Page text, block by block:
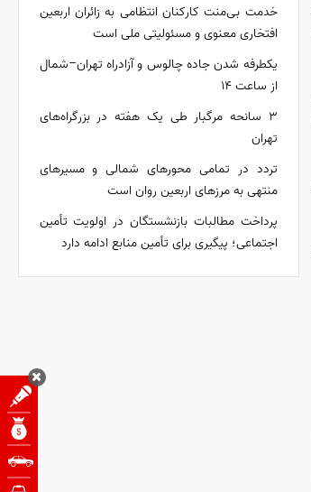
خدمت بی‌منت کارکنان انتظامی به زائران اربعین
افتخاری معنوی و مسئولیتی ملی است
یکطرفه شدن جاده چالوس و آزادراه تهران–شمال
از ساعت ۱۴
۳ سانحه مرگبار طی یک هفته در بزرگراه‌های
تهران
تردد در تمامی محور‌های شمالی و مسیر‌های
منتهی به مرز‌های اربعین روان است
پرداخت مطالبات بازنشستگان در اولویت تأمین
اجتماعی؛ پیگیری برای تأمین منابع ادامه دارد